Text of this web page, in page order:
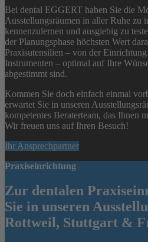
Bei dental EGGERT haben Sie die
Ausstellungsräumen in aller Ruhe zu
kennenzulernen und ausgiebig zu
der Planungsphase höchsten Wert
Praxisutensilien – von der
Instrumenten – optimal auf Ihre
abgestimmt sind.
Kommen Sie doch einfach einmal
erwartet Sie in unseren
kompetentes Beraterteam, das Ihnen
Wir freuen uns auf Ihren Besuch!
Ihr Ansprechpartner
Praxiseinrichtung
Zur dentalen
Sie in unseren
Rottweil, Stuttgart &